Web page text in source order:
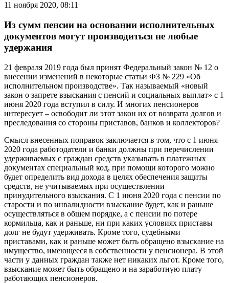
11 ноября 2020, 08:11
Из сумм пенсии на основании исполнительных
документов могут производиться не любые
удержания
21 февраля 2019 года был принят Федеральный закон № 12 о
внесении изменений в некоторые статьи ФЗ № 229 «Об
исполнительном производстве». Так называемый «новый
закон о запрете взыскания с пенсий и социальных выплат» с 1
июня 2020 года вступил в силу. И многих пенсионеров
интересует – освободит ли этот закон их от возврата долгов и
преследования со стороны приставов, банков и коллекторов?
Смысл внесенных поправок заключается в том, что с 1 июня
2020 года работодатели и банки должны при перечислении
удерживаемых с граждан средств указывать в платежных
документах специальный код, при помощи которого можно
будет определить вид дохода в целях обеспечения защиты
средств, не учитываемых при осуществлении
принудительного взыскания. С 1 июня 2020 года с пенсии по
старости и по инвалидности взыскание будет, как и раньше
осуществляться в общем порядке, а с пенсии по потере
кормильца, как и раньше, ни при каких условиях приставы
долг не будут удерживать. Кроме того, судебными
приставами, как и раньше может быть обращено взыскание на
имущество, имеющееся в собственности у пенсионера. В этой
части у данных граждан также нет никаких льгот. Кроме того,
взыскание может быть обращено и на заработную плату
работающих пенсионеров.